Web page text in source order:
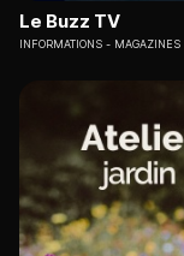
Le Buzz TV
INFORMATIONS MAGAZINES